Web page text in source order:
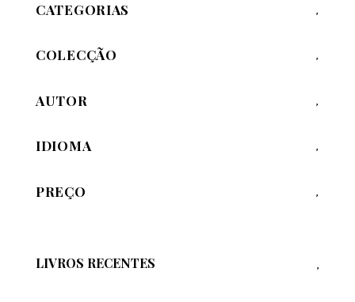
CATEGORIAS
COLECÇÃO
AUTOR
IDIOMA
PREÇO
LIVROS RECENTES